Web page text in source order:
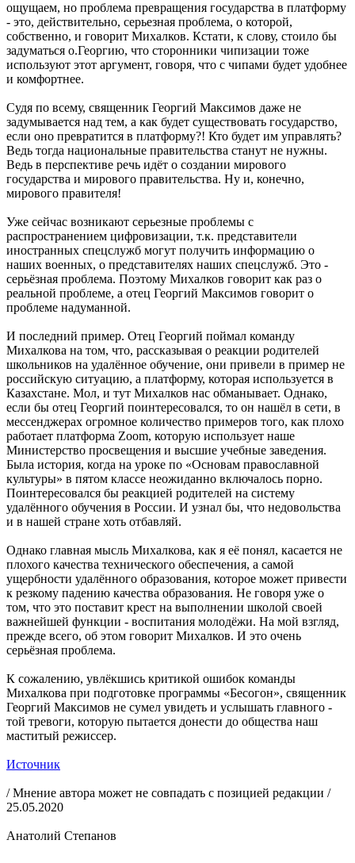
ощущаем, но проблема превращения государства в платформу
- это, действительно, серьезная проблема, о которой,
собственно, и говорит Михалков. Кстати, к слову, стоило бы
задуматься о.Георгию, что сторонники чипизации тоже
используют этот аргумент, говоря, что с чипами будет удобнее
и комфортнее.
Судя по всему, священник Георгий Максимов даже не
задумывается над тем, а как будет существовать государство,
если оно превратится в платформу?! Кто будет им управлять?
Ведь тогда национальные правительства станут не нужны.
Ведь в перспективе речь идёт о создании мирового
государства и мирового правительства. Ну и, конечно,
мирового правителя!
Уже сейчас возникают серьезные проблемы с
распространением цифровизации, т.к. представители
иностранных спецслужб могут получить информацию о
наших военных, о представителях наших спецслужб. Это -
серьёзная проблема. Поэтому Михалков говорит как раз о
реальной проблеме, а отец Георгий Максимов говорит о
проблеме надуманной.
И последний пример. Отец Георгий поймал команду
Михалкова на том, что, рассказывая о реакции родителей
школьников на удалённое обучение, они привели в пример не
российскую ситуацию, а платформу, которая используется в
Казахстане. Мол, и тут Михалков нас обманывает. Однако,
если бы отец Георгий поинтересовался, то он нашёл в сети, в
мессенджерах огромное количество примеров того, как плохо
работает платформа Zoom, которую использует наше
Министерство просвещения и высшие учебные заведения.
Была история, когда на уроке по «Основам православной
культуры» в пятом классе неожиданно включалось порно.
Поинтересовался бы реакцией родителей на систему
удалённого обучения в России. И узнал бы, что недовольства
и в нашей стране хоть отбавляй.
Однако главная мысль Михалкова, как я её понял, касается не
плохого качества технического обеспечения, а самой
ущербности удалённого образования, которое может привести
к резкому падению качества образования. Не говоря уже о
том, что это поставит крест на выполнении школой своей
важнейшей функции - воспитания молодёжи. На мой взгляд,
прежде всего, об этом говорит Михалков. И это очень
серьёзная проблема.
К сожалению, увлёкшись критикой ошибок команды
Михалкова при подготовке программы «Бесогон», священник
Георгий Максимов не сумел увидеть и услышать главного -
той тревоги, которую пытается донести до общества наш
маститый режиссер.
Источник
/ Мнение автора может не совпадать с позицией редакции /
25.05.2020
Анатолий Степанов